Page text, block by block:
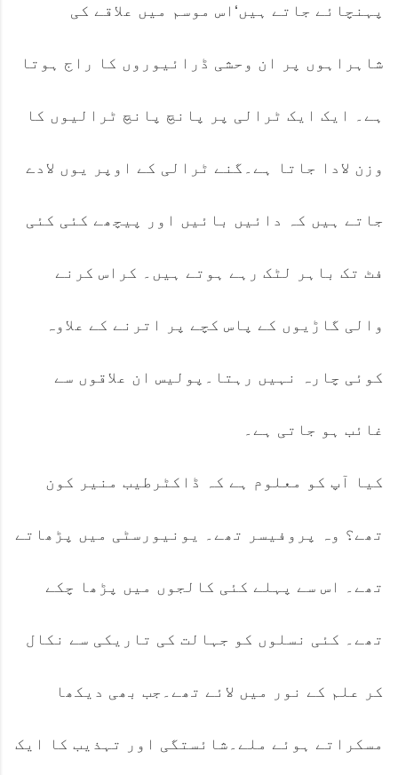
پہنچائے جاتے ہیں‘اس موسم میں علاقے کی
شاہراہوں پر ان وحشی ڈرائیوروں کا راج ہوتا
ہے۔ ایک ایک ٹرالی پر پانچ پانچ ٹرالیوں کا
وزن لادا جاتا ہے۔گنے ٹرالی کے اوپر یوں لادے
جاتے ہیں کہ دائیں بائیں اور پیچھے کئی کئی
فٹ تک باہر لٹک رہے ہوتے ہیں۔ کراس کرنے
والی گاڑیوں کے پاس کچے پر اترنے کے علاوہ
کوئی چارہ نہیں رہتا۔پولیس ان علاقوں سے
غائب ہو جاتی ہے۔
کیا آپ کو معلوم ہے کہ ڈاکٹرطیب منیر کون
تھے؟ وہ پروفیسر تھے۔ یونیورسٹی میں پڑھاتے
تھے۔ اس سے پہلے کئی کالجوں میں پڑھا چکے
تھے۔ کئی نسلوں کو جہالت کی تاریکی سے نکال
کر علم کے نور میں لائے تھے۔جب بھی دیکھا
مسکراتے ہوئے ملے۔شائستگی اور تہذیب کا ایک